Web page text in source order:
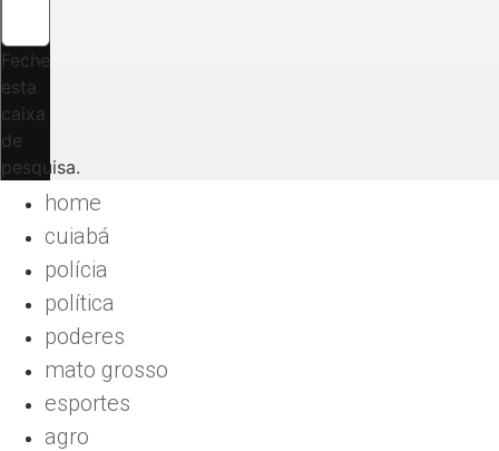
Feche
esta
caixa
de
pesquisa.
home
cuiabá
polícia
política
poderes
mato grosso
esportes
agro